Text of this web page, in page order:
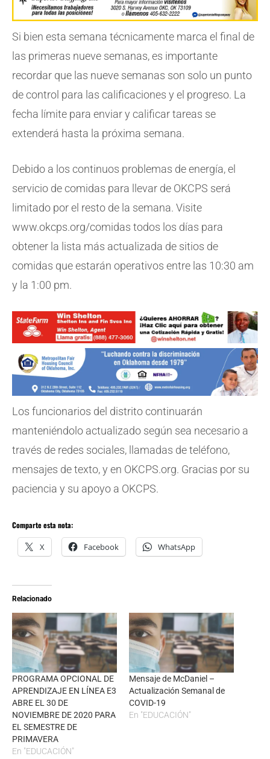
Si bien esta semana técnicamente marca el final de
las primeras nueve semanas, es importante
recordar que las nueve semanas son solo un punto
de control para las calificaciones y el progreso. La
fecha límite para enviar y calificar tareas se
extenderá hasta la próxima semana.
Debido a los continuos problemas de energía, el
servicio de comidas para llevar de OKCPS será
limitado por el resto de la semana. Visite
www.okcps.org/comidas todos los días para
obtener la lista más actualizada de sitios de
comidas que estarán operativos entre las 10:30 am
y la 1:00 pm.
Los funcionarios del distrito continuarán
manteniéndolo actualizado según sea necesario a
través de redes sociales, llamadas de teléfono,
mensajes de texto, y en OKCPS.org. Gracias por su
paciencia y su apoyo a OKCPS.
Comparte esta nota:
X Facebook WhatsApp
Relacionado
PROGRAMA OPCIONAL DE
APRENDIZAJE EN LÍNEA E3
ABRE EL 30 DE
NOVIEMBRE DE 2020 PARA
EL SEMESTRE DE
PRIMAVERA
En "EDUCACIÓN"
Mensaje de McDaniel –
Actualización Semanal de
COVID-19
En "EDUCACIÓN"